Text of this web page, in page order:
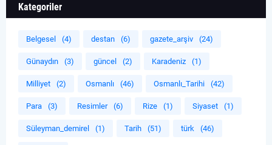
Kategoriler
Belgesel (4) destan (6) gazete_arşiv (24)
Günaydın (3) güncel (2) Karadeniz (1)
Milliyet (2) Osmanlı (46) Osmanlı_Tarihi (42)
Para (3) Resimler (6) Rize (1) Siyaset (1)
Süleyman_demirel (1) Tarih (51) türk (46)